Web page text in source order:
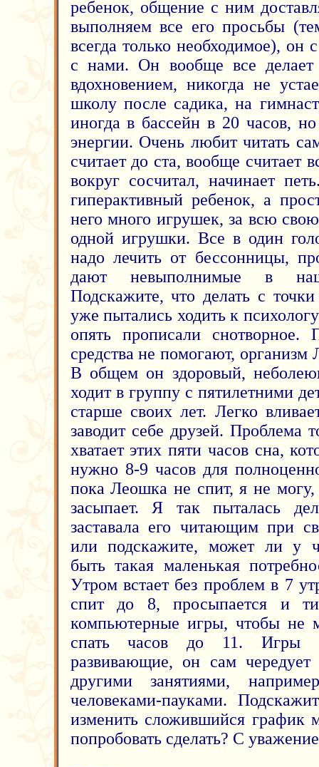
ребенок, общение с ним
выполняем все его просьбы
всегда только необходимое), он
с нами. Он вообще все
вдохновением, никогда не
школу после садика, на
иногда в бассейн в 20 часов,
энергии. Очень любит читать
считает до ста, вообще считает
вокруг сосчитал, начинает
гиперактивный ребенок, а
него много игрушек, за всю
одной игрушки. Все в один
надо лечить от бессонницы,
дают невыполнимые в
Подскажите, что делать с
уже пытались ходить к
опять прописали снотворное.
средства не помогают, организм
В общем он здоровый,
ходит в группу с пятилетними
старше своих лет. Легко
заводит себе друзей. Проблема
хватает этих пяти часов сна,
нужно 8-9 часов для
пока Леошка не спит, я не
засыпает. Я так пыталась
заставала его читающим при
или подскажите, может ли у
быть такая маленькая
Утром встает без проблем в 7
спит до 8, просыпается и
компьютерные игры, чтобы не
спать часов до 11. Игры
развивающие, он сам
другими занятиями,
человеками-пауками.
изменить сложившийся график
попробовать сделать? С